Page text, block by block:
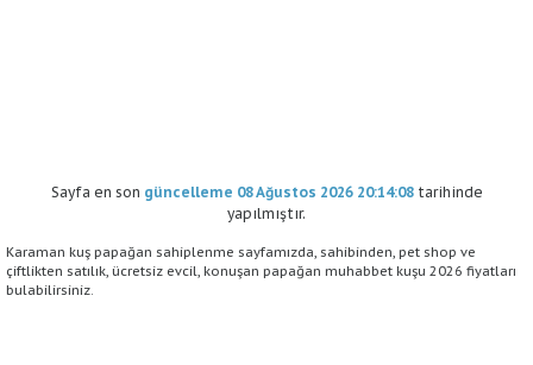
Sayfa en son güncelleme 08 Ağustos 2026 20:14:08tarihinde
yapılmıştır.
Karaman kuş papağan sahiplenme sayfamızda, sahibinden, pet shop ve
çiftlikten satılık, ücretsiz evcil, konuşan papağan muhabbet kuşu 2026 fiyatları
bulabilirsiniz.